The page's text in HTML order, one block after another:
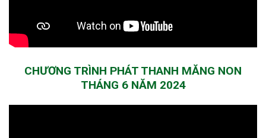
CHƯƠNG TRÌNH PHÁT THANH MĂNG NON
THÁNG 6 NĂM 2024